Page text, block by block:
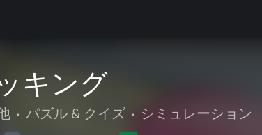
キング
• パズル & クイズ • シミュレーション